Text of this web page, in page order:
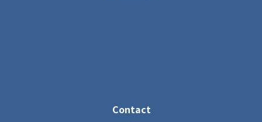
Contact